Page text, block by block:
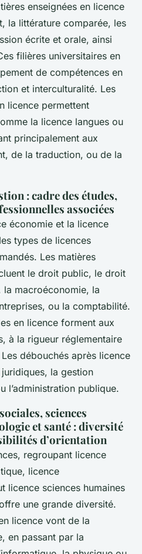
enseignées en licence
la littérature comparée, les
écrite et orale, ainsi
filières universitaires en
de compétences en
et interculturalité. Les
licence permettent
la licence langues ou
principalement aux
de la traduction, ou de la
: cadre des études,
associées
économie et la licence
types de licences
Les matières
le droit public, le droit
macroéconomie, la
ou la comptabilité.
en licence forment aux
à la rigueur réglementaire
débouchés après licence
la gestion
l’administration publique.
sciences
et santé : diversité
d’orientation
regroupant licence
licence
licence sciences humaines
une grande diversité.
licence vont de la
en passant par la